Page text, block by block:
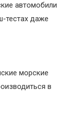
автомобили
тестах даже
морские
в